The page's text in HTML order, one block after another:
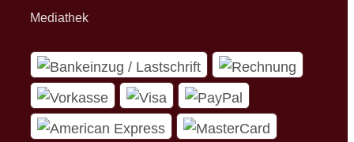
Mediathek